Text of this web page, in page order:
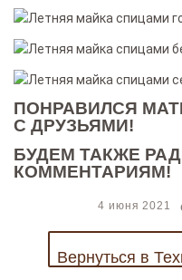
ПОНРАВИЛСЯ
С ДРУЗЬЯМИ!
БУДЕМ ТАКЖЕ
КОММЕНТАРИЯМ!
4 июня 2021
Вернуться в